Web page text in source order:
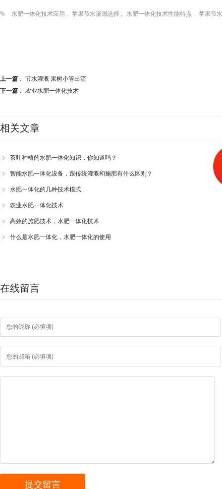
水肥一体化技术应用 , 苹果节水灌溉选择 , 水肥一体化技术性能特点 , 苹果节
上一篇 ： 节水灌溉 果树小管出流
下一篇 ： 农业水肥一体化技术
相关文章
茶叶种植的水肥一体化知识，你知道吗？
智能水肥一体化设备，跟传统灌溉和施肥有什么区别？
水肥一体化的几种技术模式
农业水肥一体化技术
高效的施肥技术，水肥一体化技术
什么是水肥一体化，水肥一体化的使用
在线留言